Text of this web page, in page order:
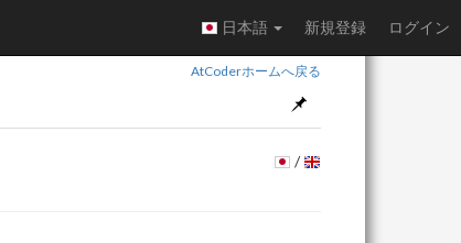
日本語 新規登録 ログイン
AtCoderホームへ戻る
/